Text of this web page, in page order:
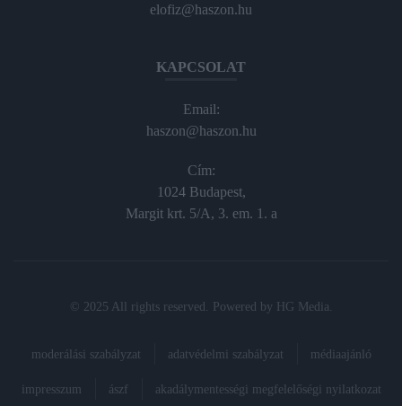
elofiz@haszon.hu
KAPCSOLAT
Email:
haszon@haszon.hu
Cím:
1024 Budapest,
Margit krt. 5/A, 3. em. 1. a
© 2025 All rights reserved. Powered by HG Media
moderálási szabályzat adatvédelmi szabályzat médiaajánló
impresszum ászf akadálymentességi megfelelőségi nyilatkozat